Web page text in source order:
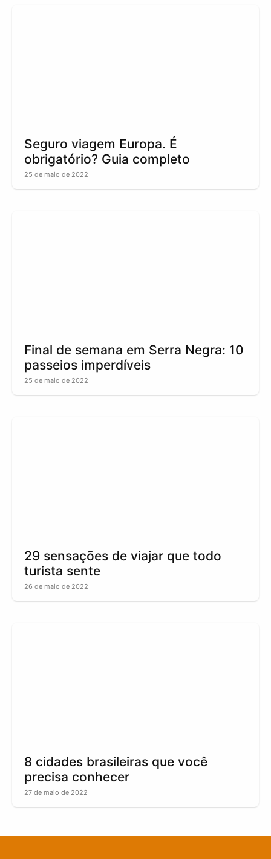
Seguro viagem Europa. É
obrigatório? Guia completo
25 de maio de 2022
Final de semana em Serra Negra: 10
passeios imperdíveis
25 de maio de 2022
29 sensações de viajar que todo
turista sente
26 de maio de 2022
8 cidades brasileiras que você
precisa conhecer
27 de maio de 2022